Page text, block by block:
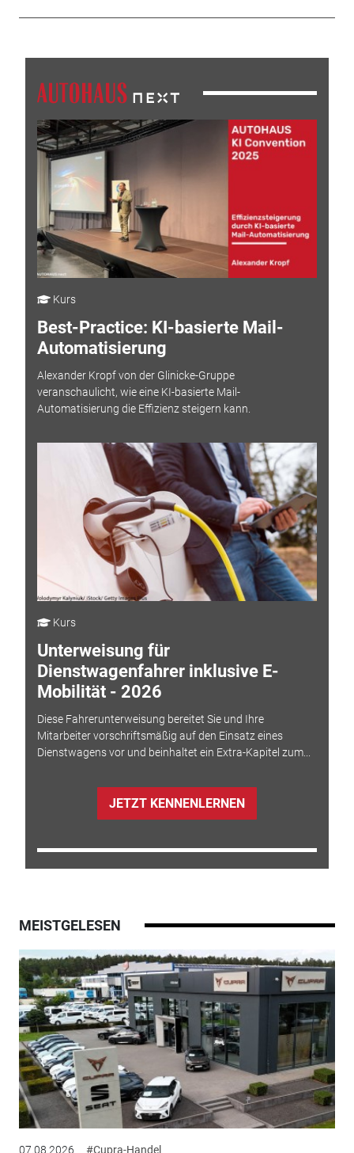
Kurs
Best-Practice: KI-basierte Mail-
Automatisierung
Alexander Kropf von der Glinicke-Gruppe
veranschaulicht, wie eine KI-basierte Mail-
Automatisierung die Effizienz steigern kann.
Kurs
Unterweisung für
Dienstwagenfahrer inklusive E-
Mobilität - 2026
Diese Fahrerunterweisung bereitet Sie und Ihre
Mitarbeiter vorschriftsmäßig auf den Einsatz eines
Dienstwagens vor und beinhaltet ein Extra-Kapitel zum...
JETZT KENNENLERNEN
MEISTGELESEN
07.08.2026 #Cupra-Handel